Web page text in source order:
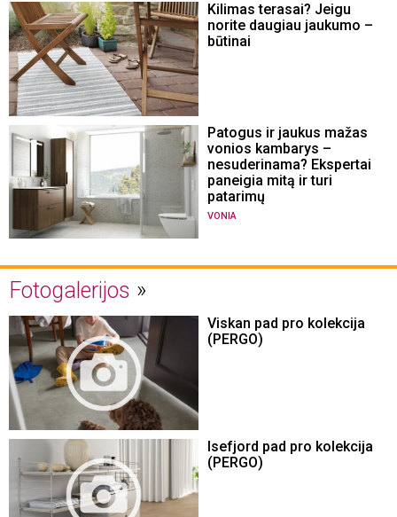
Kilimas terasai? Jeigu
norite daugiau jaukumo –
būtinai
Patogus ir jaukus mažas
vonios kambarys –
nesuderinama? Ekspertai
paneigia mitą ir turi
patarimų
VONIA
Fotogalerijos
Viskan pad pro kolekcija
(PERGO)
Isefjord pad pro kolekcija
(PERGO)